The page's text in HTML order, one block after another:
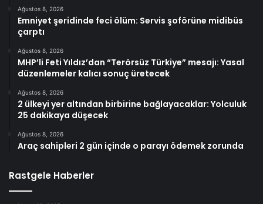
Ağustos 8, 2026
Emniyet şeridinde feci ölüm: Servis şoförüne midibüs
çarptı
Ağustos 8, 2026
MHP’li Feti Yıldız’dan “Terörsüz Türkiye” mesajı: Yasal
düzenlemeler kalıcı sonuç üretecek
Ağustos 8, 2026
2 ülkeyi yer altından birbirine bağlayacaklar: Yolculuk
25 dakikaya düşecek
Ağustos 8, 2026
Araç sahipleri 2 gün içinde o parayı ödemek zorunda
Rastgele Haberler